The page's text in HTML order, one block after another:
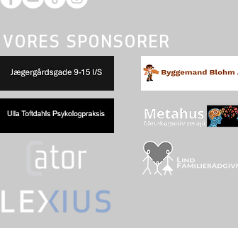
VORES SPONSORER